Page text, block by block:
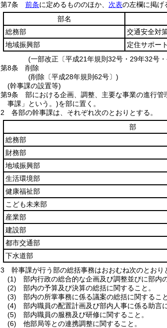
第7条
前条に定めるもののほか、 次表の左欄に掲げ
部名
総務部
交通安全対
地域振興部
定住サポー
(一部改正〔平成21年規則32号・29年32号
第8条
削除
(削除〔平成28年規則62号〕)
(幹事課の設置等)
第9条
部における企画、調整、主要な事業の進行
事課」という。)を部に置く。
2
各部の幹事課は、それぞれ次のとおりとする。
部
総務部
財務部
地域振興部
生活環境部
健康福祉部
こども未来部
産業部
建設部
都市交通部
下水道部
3
幹事課が行う部の総括事務はおおむね次のとおり
(1)
部内行政の総合的な企画及び調整並びに部内
(2)
部内の予算及び決算の総括に関すること。
(3)
部内の所掌事務に係る議案の総括に関すること
(4)
部内職員の配置計画及び部内人事に係る助言
(5)
部内職員の服務及び研修に関すること。
(6)
他部局等との連携調整に関すること。